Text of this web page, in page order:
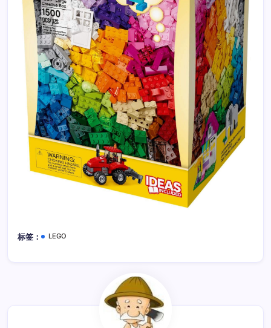
标签： LEGO